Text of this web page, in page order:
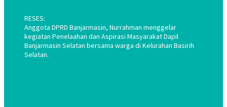
RESES:
Anggota DPRD Banjarmasin, Nurrahman menggelar
kegiatan Penelaahan dan Aspirasi Masyarakat Dapil
Banjarmasin Selatan bersama warga di Kelurahan Basirih
Selatan.